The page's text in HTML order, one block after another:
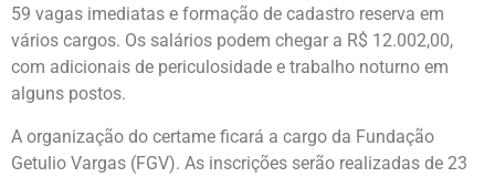
59 vagas imediatas e formação de cadastro reserva em
vários cargos. Os salários podem chegar a R$ 12.002,00,
com adicionais de periculosidade e trabalho noturno em
alguns postos.
A organização do certame ficará a cargo da Fundação
Getulio Vargas (FGV). As inscrições serão realizadas de 23